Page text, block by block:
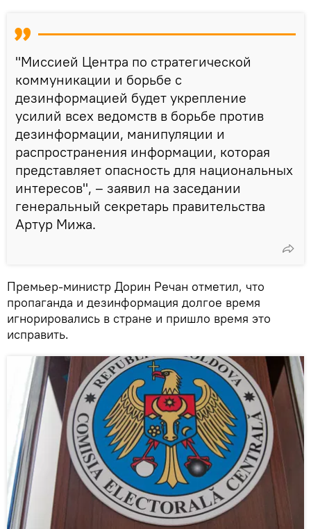
"Миссией Центра по стратегической
коммуникации и борьбе с
дезинформацией будет укрепление
усилий всех ведомств в борьбе против
дезинформации, манипуляции и
распространения информации, которая
представляет опасность для национальных
интересов", – заявил на заседании
генеральный секретарь правительства
Артур Мижа.
Премьер-министр Дорин Речан отметил, что
пропаганда и дезинформация долгое время
игнорировались в стране и пришло время это
исправить.